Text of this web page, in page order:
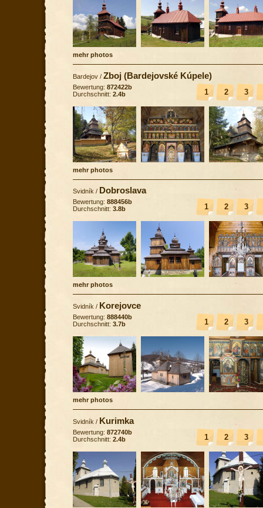
mehr photos
Bardejov / Zboj (Bardejovské Kúpele)
1 2 3
Bewertung: 872422b
Durchschnitt: 2.4b
mehr photos
Svidník / Dobroslava
1 2 3
Bewertung: 888456b
Durchschnitt: 3.8b
mehr photos
Svidník / Korejovce
1 2 3
Bewertung: 888440b
Durchschnitt: 3.7b
mehr photos
Svidník / Kurimka
1 2 3
Bewertung: 872740b
Durchschnitt: 2.4b